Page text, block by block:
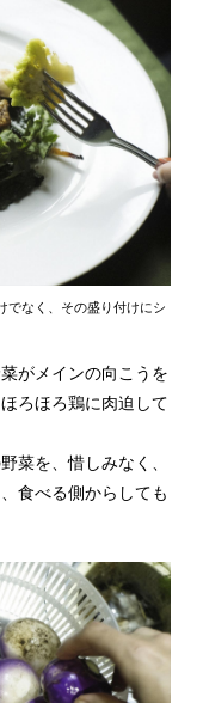
でなく、その盛り付けにシ
がメインの向こうを
ろほろ鶏に肉迫して
菜を、惜しみなく、
食べる側からしても